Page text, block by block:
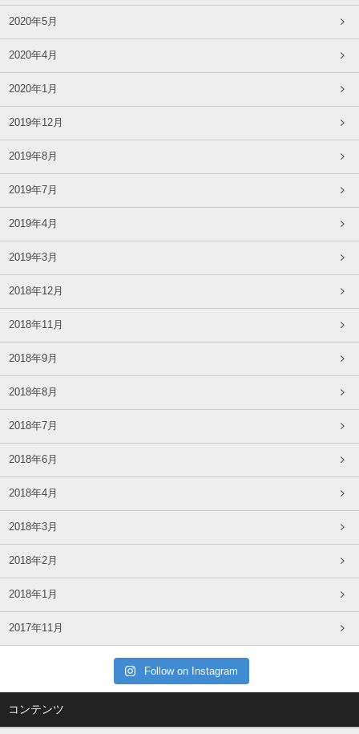
2020年5月
2020年4月
2020年1月
2019年12月
2019年8月
2019年7月
2019年4月
2019年3月
2018年12月
2018年11月
2018年9月
2018年8月
2018年7月
2018年6月
2018年4月
2018年3月
2018年2月
2018年1月
2017年11月
Follow on Instagram
コンテンツ